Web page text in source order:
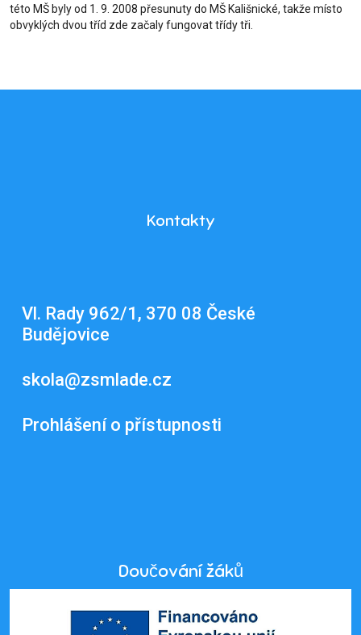
této MŠ byly od 1. 9. 2008 přesunuty do MŠ Kališnické, takže místo
obvyklých dvou tříd zde začaly fungovat třídy tři.
Kontakty
Vl. Rady 962/1, 370 08 České
Budějovice
skola@zsmlade.cz
Prohlášení o přístupnosti
Doučování žáků